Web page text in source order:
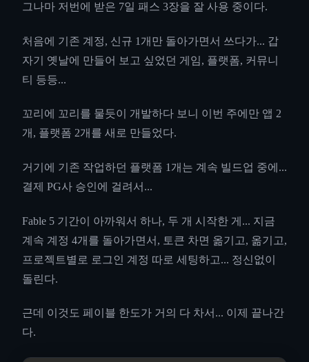
그나마 저번에 받은 7일 패스 3장을 잘 사용 중이다.
처음에 기존 계정, 신규 1개만 돌아가면서 쓰다가... 갑
자기 옛날에 만들어 보고 싶었던 게임, 플랫폼, 커뮤니
티 등등...
꼬리에 꼬리를 물듯이 개발하다 보니 이번 주에만 앱 2
개, 플랫폼 2개를 새로 만들었다.
거기에 기존 작업하던 플랫폼 1개는 계속 빌드업 중에...
결제 PG사 승인에 걸려서...
Fable 5 기간이 아까워서 하나, 두 개 시작한 게... 지금
계속 계정 4개를 돌아가면서, 토큰 차면 옮기고, 옮기고,
프로젝트별로 로그인 계정 따로 세팅하고... 정신없이
돌린다.
근데 이것도 페이블 한도가 거의 다 차서... 이제 끝나간
다.